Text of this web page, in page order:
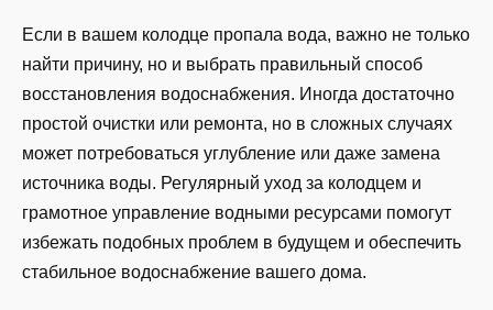
Если в вашем колодце пропала вода, важно не только
найти причину, но и выбрать правильный способ
восстановления водоснабжения. Иногда достаточно
простой очистки или ремонта, но в сложных случаях
может потребоваться углубление или даже замена
источника воды. Регулярный уход за колодцем и
грамотное управление водными ресурсами помогут
избежать подобных проблем в будущем и обеспечить
стабильное водоснабжение вашего дома.